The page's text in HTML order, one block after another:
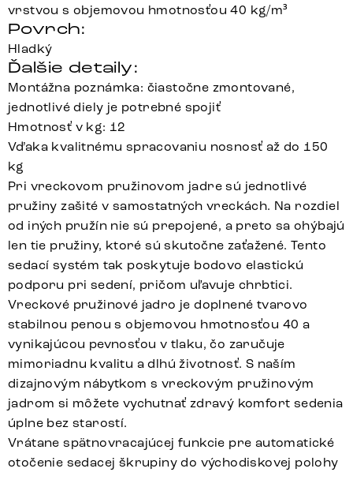
vrstvou s objemovou hmotnosťou 40 kg/m³
Povrch:
Hladký
Ďalšie detaily:
Montážna poznámka: čiastočne zmontované,
jednotlivé diely je potrebné spojiť
Hmotnosť v kg: 12
Vďaka kvalitnému spracovaniu nosnosť až do 150
kg
Pri vreckovom pružinovom jadre sú jednotlivé
pružiny zašité v samostatných vreckách. Na rozdiel
od iných pružín nie sú prepojené, a preto sa ohýbajú
len tie pružiny, ktoré sú skutočne zaťažené. Tento
sedací systém tak poskytuje bodovo elastickú
podporu pri sedení, pričom uľavuje chrbtici.
Vreckové pružinové jadro je doplnené tvarovo
stabilnou penou s objemovou hmotnosťou 40 a
vynikajúcou pevnosťou v tlaku, čo zaručuje
mimoriadnu kvalitu a dlhú životnosť. S naším
dizajnovým nábytkom s vreckovým pružinovým
jadrom si môžete vychutnať zdravý komfort sedenia
úplne bez starostí.
Vrátane spätnovracajúcej funkcie pre automatické
otočenie sedacej škrupiny do východiskovej polohy
Vinka-Flex